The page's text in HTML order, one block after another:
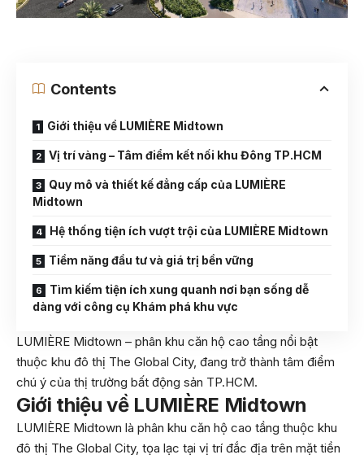
Contents
Giới thiệu về LUMIÈRE Midtown
Vị trí vàng – Tâm điểm kết nối khu Đông TP.HCM
Quy mô và thiết kế đẳng cấp của LUMIÈRE
Midtown
Hệ thống tiện ích vượt trội của LUMIÈRE Midtown
Tiềm năng đầu tư và giá trị bền vững
Tìm kiếm tiện ích xung quanh nơi bạn sống dễ
dàng với công cụ Khám phá khu vực
LUMIÈRE Midtown – phân khu căn hộ cao tầng nổi bật
thuộc khu đô thị The Global City, đang trở thành tâm điểm
chú ý của thị trường bất động sản TP.HCM.
Giới thiệu về LUMIÈRE Midtown
LUMIÈRE Midtown là phân khu căn hộ cao tầng thuộc khu
đô thị The Global City, tọa lạc tại vị trí đắc địa trên mặt tiền